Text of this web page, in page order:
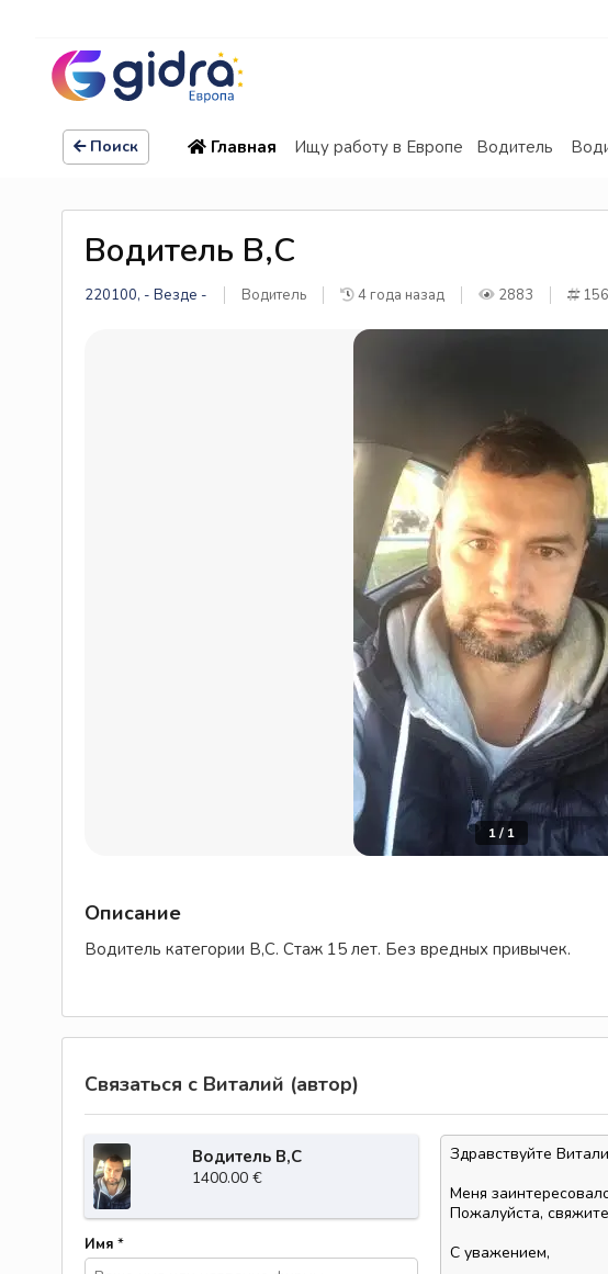
Поиск Главная Ищу работу в Европе Водитель
Водитель В,С
220100, - Везде - Водитель 4 года назад 2883
1/ 1
Описание
Водитель категории В,С. Стаж 15 лет. Без вредных привычек.
Связаться с Виталий (автор)
Водитель В,С
1400.00 €
Имя *